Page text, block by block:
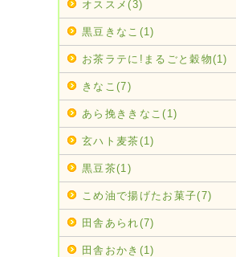
オススメ(3)
黒豆きなこ(1)
お茶ラテに!まるごと穀物(1)
きなこ(7)
あら挽ききなこ(1)
玄ハト麦茶(1)
黒豆茶(1)
こめ油で揚げたお菓子(7)
田舎あられ(7)
田舎おかき(1)